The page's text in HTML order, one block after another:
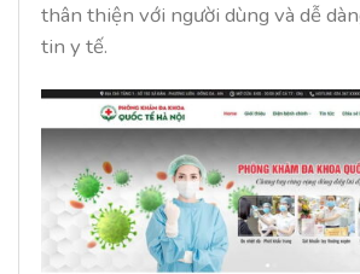
thân thiện với người dùng và dễ
tin y tế.